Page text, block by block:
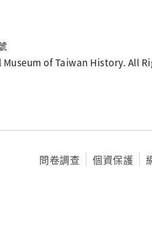
of Taiwan History. All
問卷調查 個資保護